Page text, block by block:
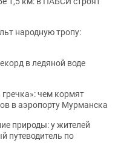
народную тропу:
в ледяной воде
чем кормят
в аэропорту Мурманска
природы: у жителей
путеводитель по